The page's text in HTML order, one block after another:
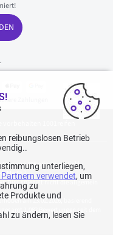
.
Zahlungen
1001reifen
von 70€ oder mehr (inkl.
MwSt.).
Dies spiegelt nicht die allgemein
am 23.02.2026, basierend
1.082 Bewertungen seit dem
reibungslosen Betrieb
unterliegen,
Partnern verwendet, um
zu
Produkte und
zu ändern, lesen Sie